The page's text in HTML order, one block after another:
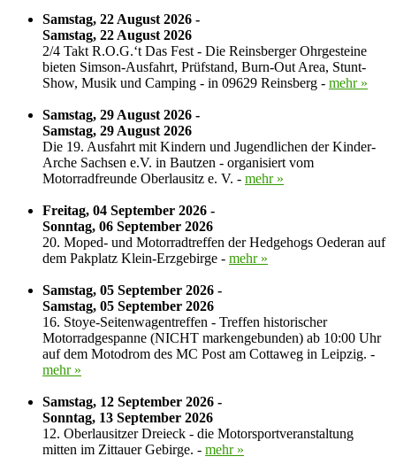
Samstag, 22 August 2026 -
Samstag, 22 August 2026
2/4 Takt R.O.G.‘t Das Fest - Die Reinsberger Ohrgesteine
bieten Simson-Ausfahrt, Prüfstand, Burn-Out Area, Stunt-
Show, Musik und Camping - in 09629 Reinsberg - mehr »
Samstag, 29 August 2026 -
Samstag, 29 August 2026
Die 19. Ausfahrt mit Kindern und Jugendlichen der Kinder-
Arche Sachsen e.V. in Bautzen - organisiert vom
Motorradfreunde Oberlausitz e. V. - mehr »
Freitag, 04 September 2026 -
Sonntag, 06 September 2026
20. Moped- und Motorradtreffen der Hedgehogs Oederan auf
dem Pakplatz Klein-Erzgebirge - mehr »
Samstag, 05 September 2026 -
Samstag, 05 September 2026
16. Stoye-Seitenwagentreffen - Treffen historischer
Motorradgespanne (NICHT markengebunden) ab 10:00 Uhr
auf dem Motodrom des MC Post am Cottaweg in Leipzig. -
mehr »
Samstag, 12 September 2026 -
Sonntag, 13 September 2026
12. Oberlausitzer Dreieck - die Motorsportveranstaltung
mitten im Zittauer Gebirge. - mehr »